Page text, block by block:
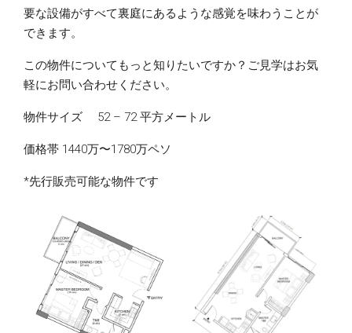
要な設備がすべて裏庭にあるような感覚を味わうことが
できます。
この物件についてもっと知りたいですか？ご見学はお気
軽にお問い合わせください。
物件サイズ 52 – 72 平方メートル
価格帯 1440万〜1780万ペソ
*先行販売可能な物件です